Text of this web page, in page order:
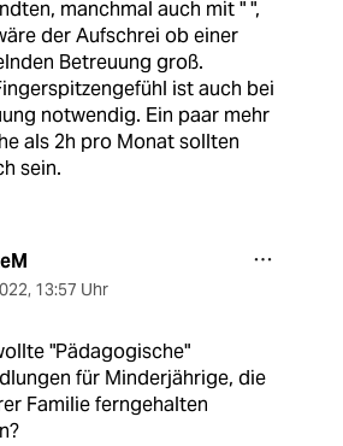
manchmal auch mit " ",
der Aufschrei ob einer
Betreuung groß.
ist auch bei
notwendig. Ein paar mehr
als 2h pro Monat sollten
sein.
, 13:57 Uhr
"Pädagogische"
für Minderjährige, die
Familie ferngehalten